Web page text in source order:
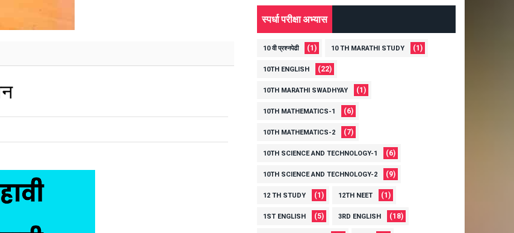
स्पर्धा परीक्षा अभ्यास
10 वी प्रश्नपेढी (1) 10 TH MARATHI STUDY (1)
10TH ENGLISH (22)
10TH MARATHI SWADHYAY (1)
10TH MATHEMATICS-1 (6)
10TH MATHEMATICS-2 (7)
10TH SCIENCE AND TECHNOLOGY-1 (6)
10TH SCIENCE AND TECHNOLOGY-2 (9)
12 TH STUDY (1) 12TH NEET (1)
1ST ENGLISH (5) 3RD ENGLISH (18)